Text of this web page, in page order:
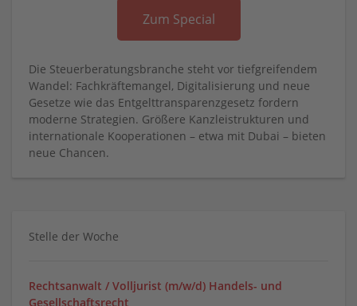
Zum Special
Die Steuerberatungsbranche steht vor tiefgreifendem
Wandel: Fachkräftemangel, Digitalisierung und neue
Gesetze wie das Entgelttransparenzgesetz fordern
moderne Strategien. Größere Kanzleistrukturen und
internationale Kooperationen – etwa mit Dubai – bieten
neue Chancen.
Stelle der Woche
Rechtsanwalt / Volljurist (m/w/d) Handels- und
Gesellschaftsrecht